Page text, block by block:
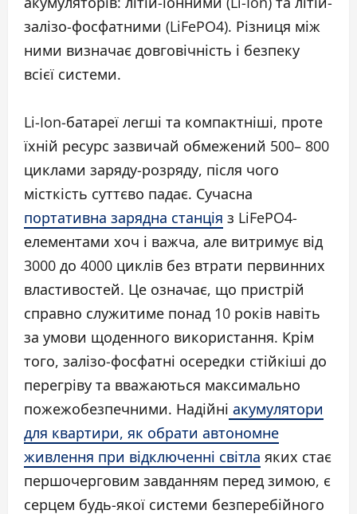
залізо-фосфатними (LiFePO4). Різниця між
ними визначає довговічність і безпеку
всієї системи.
Li-Ion-батареї легші та компактніші, проте
їхній ресурс зазвичай обмежений 500– 800
циклами заряду-розряду, після чого
місткість суттєво падає. Сучасна
портативна зарядна станція з LiFePO4-
елементами хоч і важча, але витримує від
3000 до 4000 циклів без втрати первинних
властивостей. Це означає, що пристрій
справно служитиме понад 10 років навіть
за умови щоденного використання. Крім
того, залізо-фосфатні осередки стійкіші до
перегріву та вважаються максимально
пожежобезпечними. Надійні акумулятори
для квартири, як обрати автономне
живлення при відключенні світла яких стає
першочерговим завданням перед зимою, є
серцем будь-якої системи безперебійного